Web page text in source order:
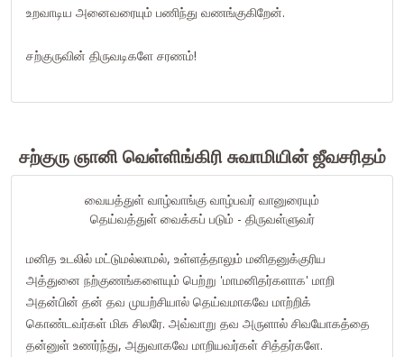
உறவாடிய அனைவரையும் பணிந்து வணங்குகிறேன்.
சற்குருவின் திருவடிகளே சரணம்!
சற்குரு ஞானி வெள்ளிங்கிரி சுவாமியின் ஜீவசரிதம்
வையத்துள் வாழ்வாங்கு வாழ்பவர் வானுரையும்
தெய்வத்துள் வைக்கப் படும் - திருவள்ளுவர்
மனித உடலில் மட்டுமல்லாமல், உள்ளத்தாலும் மனிதனுக்குரிய
அத்துனை நற்குணங்களையும் பெற்று 'மாமனிதர்களாக' மாறி
அதன்பின் தன் தவ முயற்சியால் தெய்வமாகவே மாற்றிக்
கொண்டவர்கள் மிக சிலரே. அவ்வாறு தவ அருளால் சிவயோகத்தை
தன்னுள் உணர்ந்து, அதுவாகவே மாறியவர்கள் சித்தர்களே.